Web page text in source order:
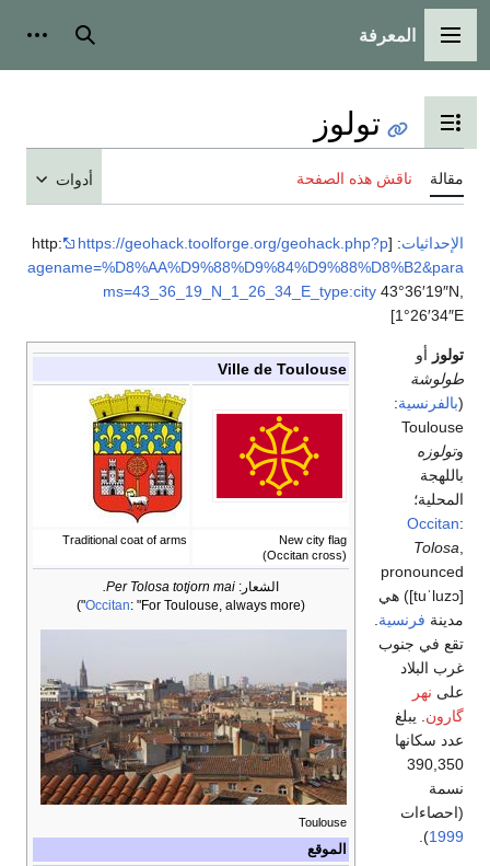
القائمة الرئيسية
المعرفة بحث
تبديل عرض جدول المحتويات
تولوز
مقالة ناقش هذه الصفحة أدوات
الإحداثيات:
[http:
https://geohack.toolforge.org/geohack.php?p
agename=%D8%AA%D9%88%D9%84%D9%88%D8%B2&para
ms=43_36_19_N_1_26_34_E_type:city 43°36′19″N,
1°26′34″E
]
Ville de Toulouse
New city flag
(Occitan cross)
Traditional coat of arms
الشعار: Per Tolosa totjorn mai.
(
Occitan: "For Toulouse, always more")
Toulouse
الموقع
تولوز أو
طولوشة
(بالفرنسية:
Toulouse
وتولوزه
باللهجة
المحلية؛
Occitan:
Tolosa
pronounced
[tuˈluzɔ]) هي
مدينة فرنسية
تقع في جنوب
غرب البلاد
على نهر
گارون . يبلغ
عدد سكانها
390,350
نسمة
(احصاءات
1999
).